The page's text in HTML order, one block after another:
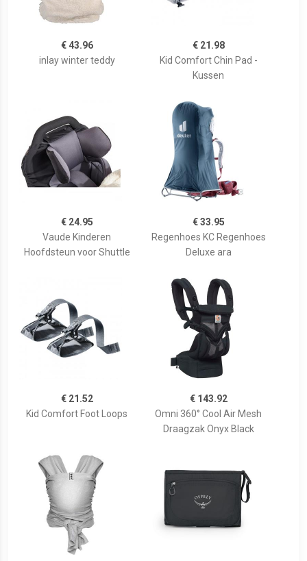
€ 43.96
inlay winter teddy
€ 21.98
Kid Comfort Chin Pad -
Kussen
€ 24.95
Vaude Kinderen
Hoofdsteun voor Shuttle
€ 33.95
Regenhoes KC Regenhoes
Deluxe ara
€ 21.52
Kid Comfort Foot Loops
€ 143.92
Omni 360° Cool Air Mesh
Draagzak Onyx Black